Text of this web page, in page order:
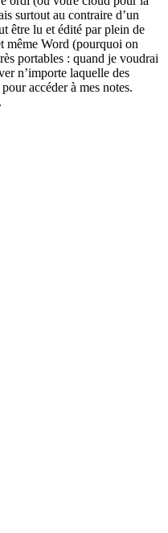
surtout au contraire d’un
être lu et édité par plein de
même Word (pourquoi on
portables : quand je voudrai
n’importe laquelle des
accéder à mes notes.